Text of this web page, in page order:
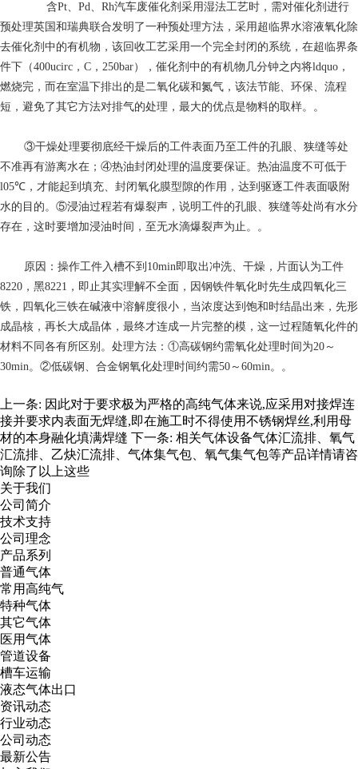
含Pt、Pd、Rh汽车废催化剂采用湿法工艺时，需对催化剂进行
预处理英国和瑞典联合发明了一种预处理方法，采用超临界水溶液氧化除
去催化剂中的有机物，该回收工艺采用一个完全封闭的系统，在超临界条
件下（400ucirc，C，250bar），催化剂中的有机物几分钟之内将ldquo，
燃烧完，而在室温下排出的是二氧化碳和氮气，该法节能、环保、流程
短，避免了其它方法对排气的处理，最大的优点是物料的取样。。
③干燥处理要彻底经干燥后的工件表面乃至工件的孔眼、狭缝等处
不准再有游离水在；④热油封闭处理的温度要保证。热油温度不可低于
l05℃，才能起到填充、封闭氧化膜型隙的作用，达到驱逐工件表面吸附
水的目的。⑤浸油过程若有爆裂声，说明工件的孔眼、狭缝等处尚有水分
存在，这时要增加浸油时间，至无水滴爆裂声为止。。
原因：操作工件入槽不到10min即取出冲洗、干燥，片面认为工件
8220，黑8221，即止其实理解不全面，因钢铁件氧化时先生成四氧化三
铁，四氧化三铁在碱液中溶解度很小，当浓度达到饱和时结晶出来，先形
成晶核，再长大成晶体，最终才连成一片完整的模，这一过程随氧化件的
材料不同各有所区别。处理方法：①高碳钢约需氧化处理时间为20～
30min。②低碳钢、合金钢氧化处理时间约需50～60min。。
上一条: 因此对于要求极为严格的高纯气体来说,应采用对接焊连
接并要求内表面无焊缝,即在施工时不得使用不锈钢焊丝,利用母
材的本身融化填满焊缝 下一条: 相关气体设备气体汇流排、氧气
汇流排、乙炔汇流排、气体集气包、氧气集气包等产品详情请咨
询除了以上这些
关于我们
公司简介
技术支持
公司理念
产品系列
普通气体
常用高纯气
特种气体
其它气体
医用气体
管道设备
槽车运输
液态气体出口
资讯动态
行业动态
公司动态
最新公告